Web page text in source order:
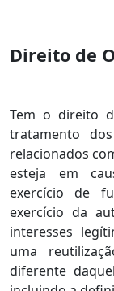
Direito de
Tem o direito
tratamento
relacionados
esteja em
exercício de
exercício da
interesses
uma
diferente